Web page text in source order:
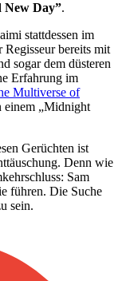
New Day”.
stattdessen im
bereits mit
sogar dem düsteren
Erfahrung im
Multiverse of
einem „Midnight
Gerüchten ist
Denn wie
Sam
führen. Die Suche
sein.